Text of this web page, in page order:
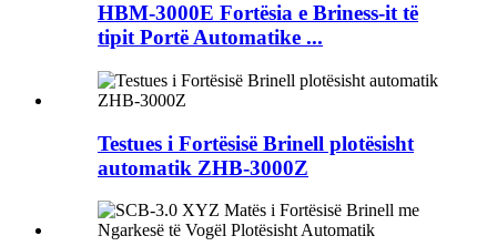
HBM-3000E Fortësia e Briness-it të
tipit Portë Automatike ...
Testues i Fortësisë Brinell plotësisht
automatik ZHB-3000Z